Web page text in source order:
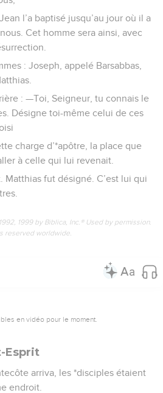
l’a baptisé jusqu’au jour où il a
Cet homme sera ainsi, avec
: Joseph, appelé Barsabbas,
: —Toi, Seigneur, tu connais le
Désigne toi-même celui de ces
charge d’*apôtre, la place que
à celle qui lui revenait.
Matthias fut désigné. C’est lui qui
1999 by Biblica, Inc.® Used by permission.
reserved worldwide.
en vidéo pour le moment.
Esprit
arriva, les *disciples étaient
endroit.